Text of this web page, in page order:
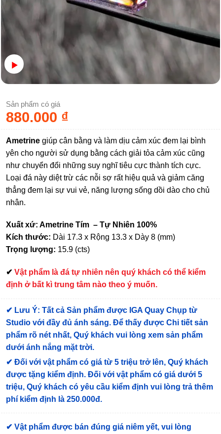
Sản phẩm có giá
880.000 ₫
Ametrine giúp cân bằng và làm dịu cảm xúc đem lại bình
yên cho người sử dụng bằng cách giải tỏa cảm xúc cũng
như chuyển đổi những suy nghĩ tiêu cực thành tích cực.
Loại đá này diệt trừ các nỗi sợ rất hiệu quả và giảm căng
thẳng đem lại sự vui vẻ, năng lượng sống dồi dào cho chủ
nhân.
Xuất xứ: Ametrine Tím – Tự Nhiên 100%
Kích thước: Dài 17.3 x Rộng 13.3 x Dày 8 (mm)
Trọng lượng: 15.9 (cts)
✔ Vật phẩm là đá tự nhiên nên quý khách có thể kiểm
định ở bất kì trung tâm nào theo ý muốn.
✔ Lưu Ý: Tất cả Sản phẩm được IGA Quay Chụp từ
Studio với đầy đủ ánh sáng. Để thấy được Chi tiết sản
phẩm rõ nét nhất, Quý khách vui lòng xem sản phẩm
dưới ánh nắng mặt trời.
✔ Đối với vật phẩm có giá từ 5 triệu trở lên, Quý khách
được tặng kiểm định. Đối với vật phẩm có giá dưới 5
triệu, Quý khách có yêu cầu kiểm định vui lòng trả thêm
phí kiểm định là 250.000đ.
✔ Vật phẩm được bán đúng giá niêm yết, vui lòng